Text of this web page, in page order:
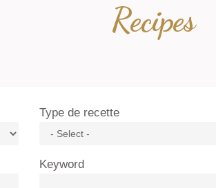
Recipes
Type de recette
Keyword